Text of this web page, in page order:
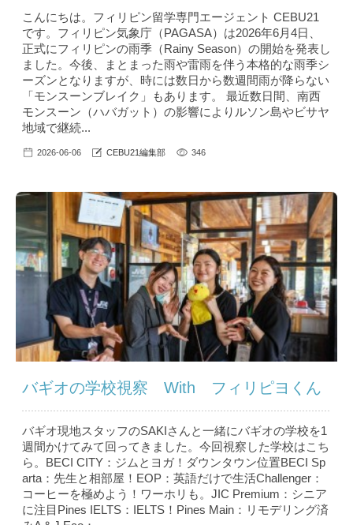
こんにちは。フィリピン留学専門エージェント CEBU21
です。フィリピン気象庁（PAGASA）は2026年6月4日、
正式にフィリピンの雨季（Rainy Season）の開始を発表し
ました。今後、まとまった雨や雷雨を伴う本格的な雨季シ
ーズンとなりますが、時には数日から数週間雨が降らない
「モンスーンブレイク」もあります。 最近数日間、南西
モンスーン（ハバガット）の影響によりルソン島やビサヤ
地域で継続...
2026-06-06 CEBU21編集部 346
バギオの学校視察 With フィリピヨくん
バギオ現地スタッフのSAKIさんと一緒にバギオの学校を1
週間かけてみて回ってきました。今回視察した学校はこち
ら。BECI CITY：ジムとヨガ！ダウンタウン位置BECI Sp
arta：先生と相部屋！EOP：英語だけで生活Challenger：
コーヒーを極めよう！ワーホリも。JIC Premium：シニア
に注目Pines IELTS：IELTS！Pines Main：リモデリング済